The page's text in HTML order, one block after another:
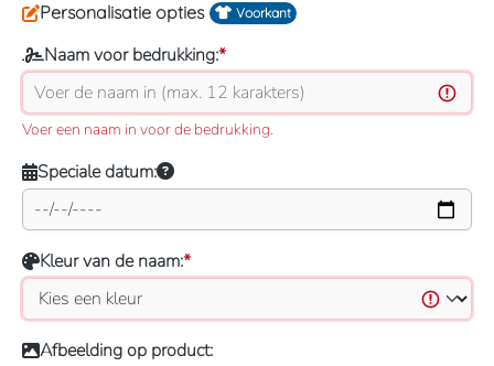
Personalisatie opties Voorkant
Naam voor bedrukking:*
Voer een naam in voor de bedrukking.
Speciale datum:
Kleur van de naam:*
Afbeelding op product: